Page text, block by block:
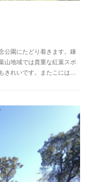
公園にたどり着きます。鎌
山地域では貴重な紅葉スポ
きれいです。またこには…